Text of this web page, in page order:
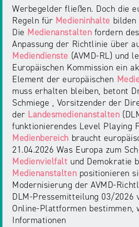
Safer
Internet
Day
Elternabende
Werbegelder fließen. Doch die
Regeln für Medieninhalte bilden
Die Medienanstalten fordern
Anpassung der Richtlinie über
Mediendienste (AVMD‑RL) und
Europäischen Kommission ein
Element der europäischen
muss erhalten bleiben, betont
Schmiege , Vorsitzender der
der Landesmedienanstalten
funktionierendes Level Playing
Medienbereich braucht
21.04.2026 Was Europa zum
Medienvielfalt und Demokratie
Medienanstalten positionieren
Modernisierung der AVMD-
DLM-Pressemitteilung 03/2026
Online-Plattformen bestimmen,
Informationen